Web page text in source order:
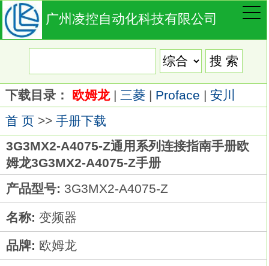
广州凌控自动化科技有限公司
下载目录： 欧姆龙| 三菱| Proface | 安川
首 页>> 手册下载
3G3MX2-A4075-Z通用系列连接指南手册欧
姆龙3G3MX2-A4075-Z手册
产品型号: 3G3MX2-A4075-Z
名称: 变频器
品牌: 欧姆龙